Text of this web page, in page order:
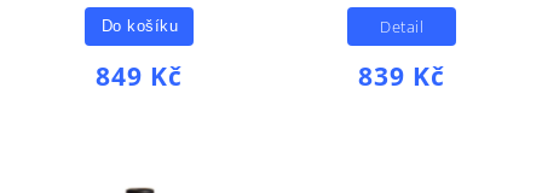
849 Kč
Do košíku
839 Kč
Detail